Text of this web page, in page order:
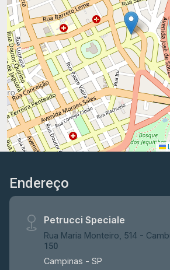
Endereço
Petrucci Speciale
Rua Maria Monteiro, 514 -
150
Campinas - SP